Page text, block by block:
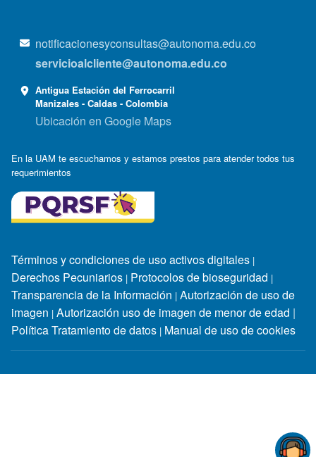
notificacionesyconsultas@autonoma.edu.co
servicioalcliente@autonoma.edu.co
Antigua Estación del Ferrocarril
Manizales - Caldas - Colombia
Ubicación en Google Maps
En la UAM te escuchamos y estamos prestos para atender todos tus
requerimientos
Términos y condiciones de uso activos digitales |
Derechos Pecuniarios | Protocolos de bioseguridad |
Transparencia de la Información | Autorización de uso de
imagen | Autorización uso de imagen de menor de edad |
Política Tratamiento de datos | Manual de uso de cookies
1981. MEN Reconocimiento como Universidad: Resolución